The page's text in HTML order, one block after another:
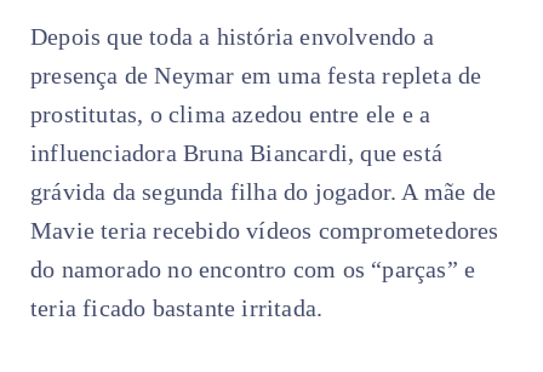
Depois que toda a história envolvendo a
presença de Neymar em uma festa repleta de
prostitutas, o clima azedou entre ele e a
influenciadora Bruna Biancardi, que está
grávida da segunda filha do jogador. A mãe de
Mavie teria recebido vídeos comprometedores
do namorado no encontro com os “parças” e
teria ficado bastante irritada.